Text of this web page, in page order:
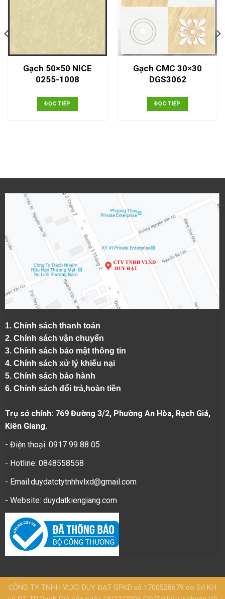
Gạch 50×50 NICE
0255-1008
ĐỌC TIẾP
Gạch CMC 30×30
DGS3062
ĐỌC TIẾP
1. Chính sách thanh toán
2. Chính sách vận chuyển
3. Chính sách bảo mật thông tin
4. Chính sách xử lý khiếu nại
5. Chính sách bảo hành
6. Chính sách đổi trả,hoàn tiền
Trụ sở chính: 769 Đường 3/2, Phường An Hòa, Rạch Giá,
Kiên Giang.
- Điện thoại: 0917 99 88 05
- Hotline: 0848558558
- Email:duydatctytnhhvlxd@gmail.com
- Website: duydatkiengiang.com
CÔNG TY TNHH VLXD DUY ĐẠT GPKD số 1700528679 do Sở KH